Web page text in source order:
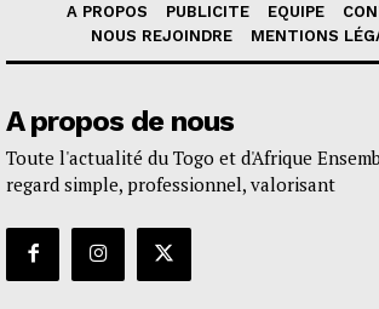
A PROPOS PUBLICITE EQUIPE
NOUS REJOINDRE
MENTIONS
A propos de nous
Toute l'actualité du Togo et d'Afrique
regard simple, professionnel, valorisant